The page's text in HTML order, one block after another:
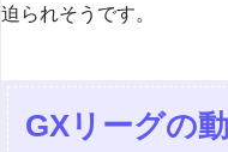
迫られそうです。
GXリーグの